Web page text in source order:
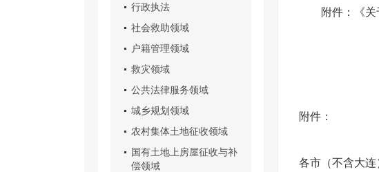
行政执法
社会救助领域
户籍管理领域
救灾领域
公共法律服务领域
城乡规划领域
农村集体土地征收领域
国有土地上房屋征收与补
偿领域
附件：《
附件：
各市（不含大